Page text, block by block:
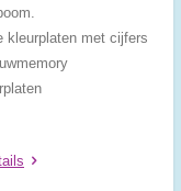
kleurplaten met cijfers